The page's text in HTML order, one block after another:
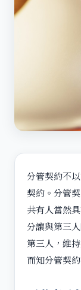
分管契約不
契約。分管
共有人當然
分讓與第三
第三人，維
而知分管契